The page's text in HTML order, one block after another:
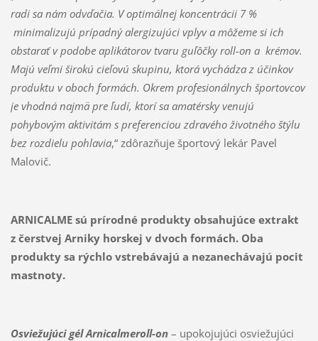
radi sa nám odvďačia. V optimálnej koncentrácii 7 %
minimalizujú prípadný alergizujúci vplyv a môžeme si ich
obstarať v podobe aplikátorov tvaru guľôčky roll-on a krémov.
Majú veľmi širokú cieľovú skupinu, ktorá vychádza z účinkov
produktu v oboch formách. Okrem profesionálnych športovcov
je vhodná najmä pre ľudí, ktorí sa amatérsky venujú
pohybovým aktivitám s preferenciou zdravého životného štýlu
bez rozdielu pohlavia,“ zdôrazňuje športový lekár Pavel
Malovič.
ARNICALME sú prírodné produkty obsahujúce extrakt
z čerstvej Arniky horskej v dvoch formách. Oba
produkty sa rýchlo vstrebávajú a nezanechávajú pocit
mastnoty.
Osviežujúci gél Arnicalmeroll-on– upokojujúci osviežujúci